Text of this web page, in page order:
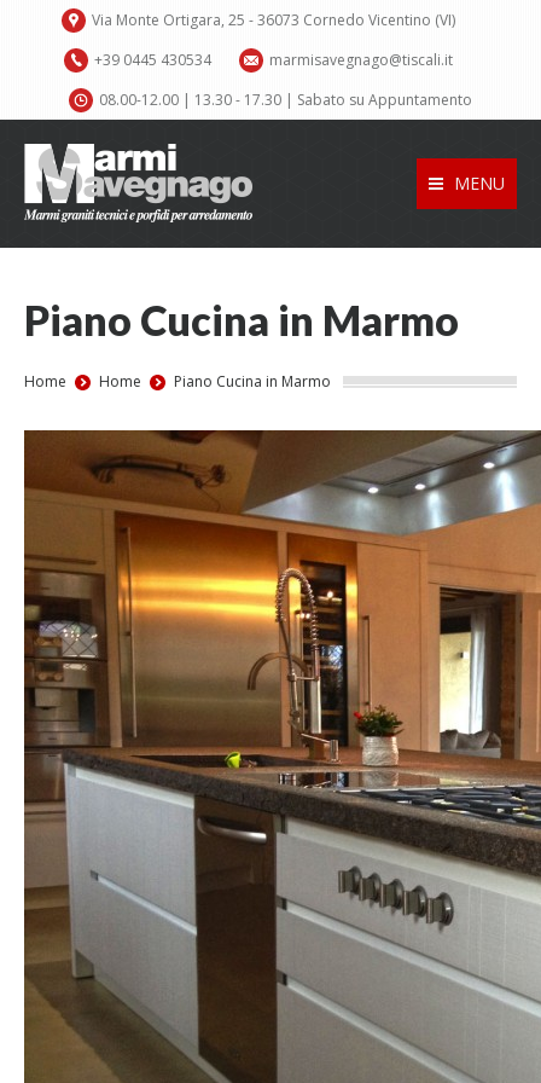
Via Monte Ortigara, 25 - 36073 Cornedo Vicentino (VI)
+39 0445 430534
marmisavegnago@tiscali.it
08.00-12.00 | 13.30 - 17.30 | Sabato su Appuntamento
MENU
Piano Cucina in Marmo
You are here:
Home Home Piano Cucina in Marmo